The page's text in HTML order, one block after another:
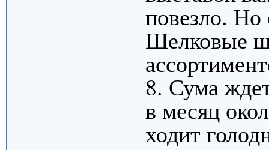
повезло. Но
Шелковые
8. Сума
в месяц
ходит